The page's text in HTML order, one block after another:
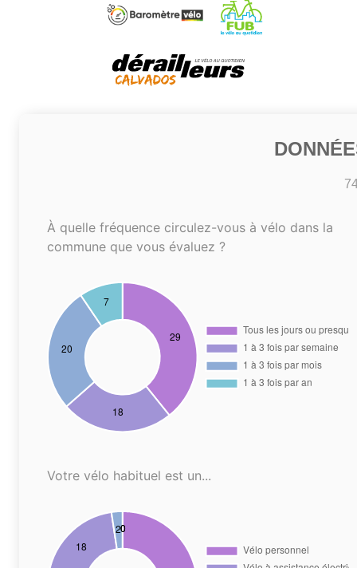
À quelle fréquence circulez-vous à vélo dans la
commune que vous évaluez ?
Votre vélo habituel est un...